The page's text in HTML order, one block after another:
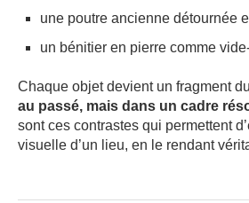
une poutre ancienne détournée
un bénitier en pierre comme
Chaque objet devient un fragment
au passé, mais dans un cadre
sont ces contrastes qui permettent
visuelle d’un lieu, en le rendant